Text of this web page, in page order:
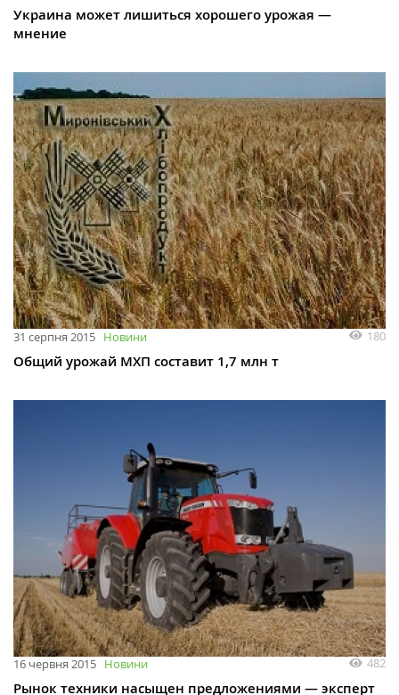
Украина может лишиться хорошего урожая —
мнение
31 серпня 2015 Новини 180
Общий урожай МХП составит 1,7 млн т
16 червня 2015 Новини 482
Рынок техники насыщен предложениями — эксперт